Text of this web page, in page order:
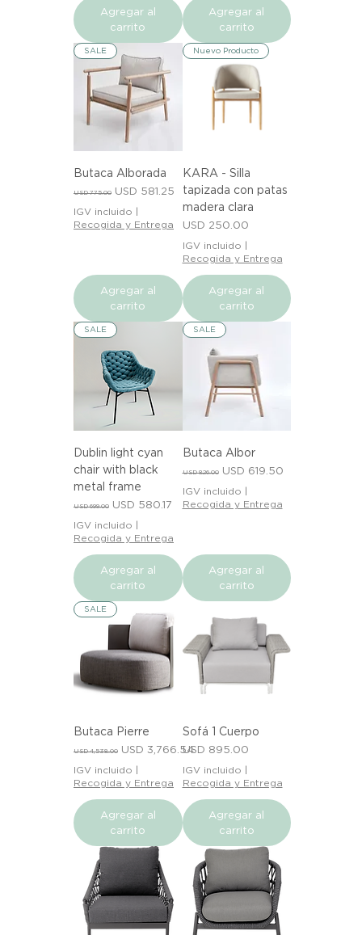
Agregar al
carrito
Agregar al
carrito
SALE
Butaca Alborada
Precio
USD 775.00 Precio de oferta
USD 581.25
IGV incluido
Recogida y Entrega
Agregar al
carrito
Nuevo Producto
KARA - Silla
tapizada con patas
madera clara
Precio
USD 250.00
IGV incluido
Recogida y Entrega
Agregar al
carrito
SALE
Dublin light cyan
chair with black
metal frame
Precio
USD 699.00 Precio de oferta
USD 580.17
IGV incluido |
Recogida y Entrega
Agregar al
carrito
SALE
Butaca Albor
Precio
USD 826.00 Precio de oferta
USD 619.50
IGV incluido |
Recogida y Entrega
Agregar al
carrito
SALE
Butaca Pierre
Precio
USD 4,538.00 Precio de oferta
USD 3,766.54
IGV incluido
Recogida y Entrega
Agregar al
carrito
Sofá 1 Cuerpo
Precio
USD 895.00
IGV incluido
Recogida y Entrega
Agregar al
carrito